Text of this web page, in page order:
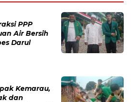
PPP
Air Bersih
Darul
Kemarau,
dan